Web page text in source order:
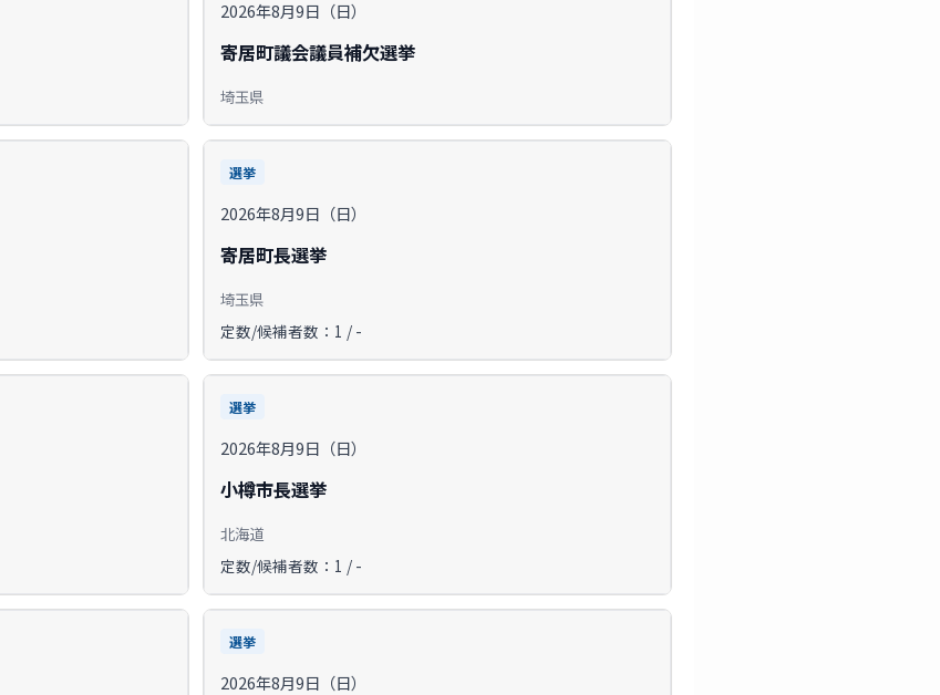
2026年8月9日（日）
寄居町議会議員補欠選挙
埼玉県
選挙
2026年8月9日（日）
寄居町長選挙
埼玉県
定数/候補者数：1 / -
選挙
2026年8月9日（日）
小樽市長選挙
北海道
定数/候補者数：1 / -
選挙
2026年8月9日（日）